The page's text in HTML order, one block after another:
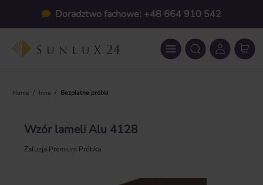
Przejdź do głównej zawartościDoradztwo fachowe: +48 664 910 542
Home / Inne / Bezpłatne próbki
Wzór lameli Alu 4128
Żaluzja Premium Próbka